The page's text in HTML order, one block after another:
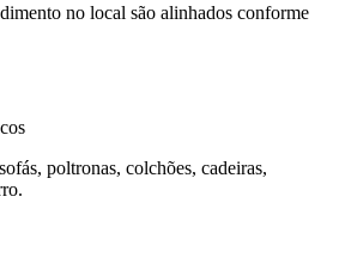
no local são alinhados conforme
poltronas, colchões, cadeiras,